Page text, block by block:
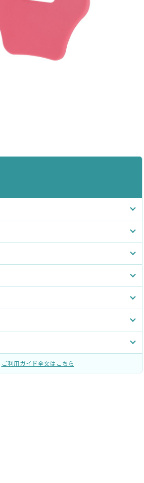
ご利用ガイド全文はこちら